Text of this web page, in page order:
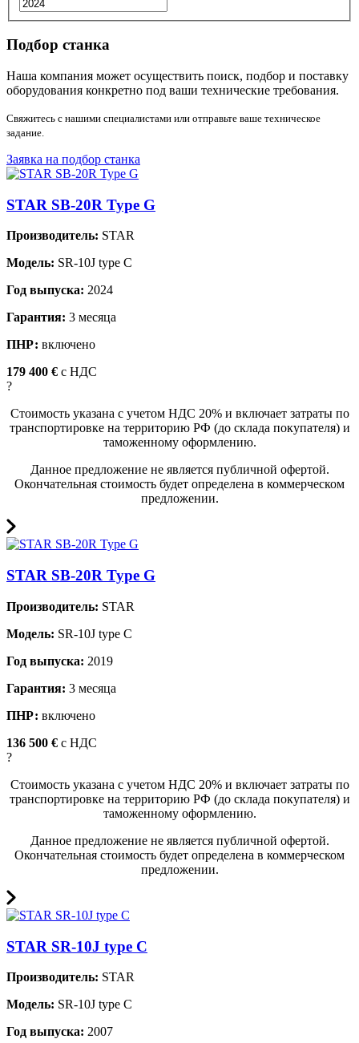
Подбор станка
Наша компания может осуществить поиск, подбор и поставку
оборудования конкретно под ваши технические требования.
Свяжитесь с нашими специалистами или отправьте ваше техническое
задание.
Заявка на подбор станка
STAR SB-20R Type G
Производитель: STAR
Модель: SR-10J type C
Год выпуска: 2024
Гарантия: 3 месяца
ПНР: включено
179 400 € c НДС
?
Стоимость указана с учетом НДС 20% и включает затраты по
транспортировке на территорию РФ (до склада покупателя) и
таможенному оформлению.
Данное предложение не является публичной офертой.
Окончательная стоимость будет определена в коммерческом
предложении.
STAR SB-20R Type G
Производитель: STAR
Модель: SR-10J type C
Год выпуска: 2019
Гарантия: 3 месяца
ПНР: включено
136 500 € c НДС
?
Стоимость указана с учетом НДС 20% и включает затраты по
транспортировке на территорию РФ (до склада покупателя) и
таможенному оформлению.
Данное предложение не является публичной офертой.
Окончательная стоимость будет определена в коммерческом
предложении.
STAR SR-10J type C
Производитель: STAR
Модель: SR-10J type C
Год выпуска: 2007